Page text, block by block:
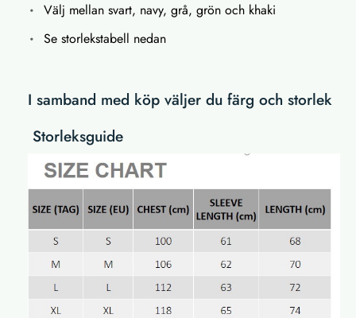
Välj mellan svart, navy, grå, grön och khaki
Se storlekstabell nedan
I samband med köp väljer du färg och storlek
Storleksguide